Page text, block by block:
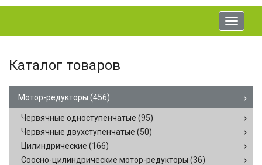
Toggle
Каталог товаров
Мотор-редукторы (456)
Червячные одноступенчатые (95)
Червячные двухступенчатые (50)
Цилиндрические (166)
Соосно-цилиндрические мотор-редукторы (36)